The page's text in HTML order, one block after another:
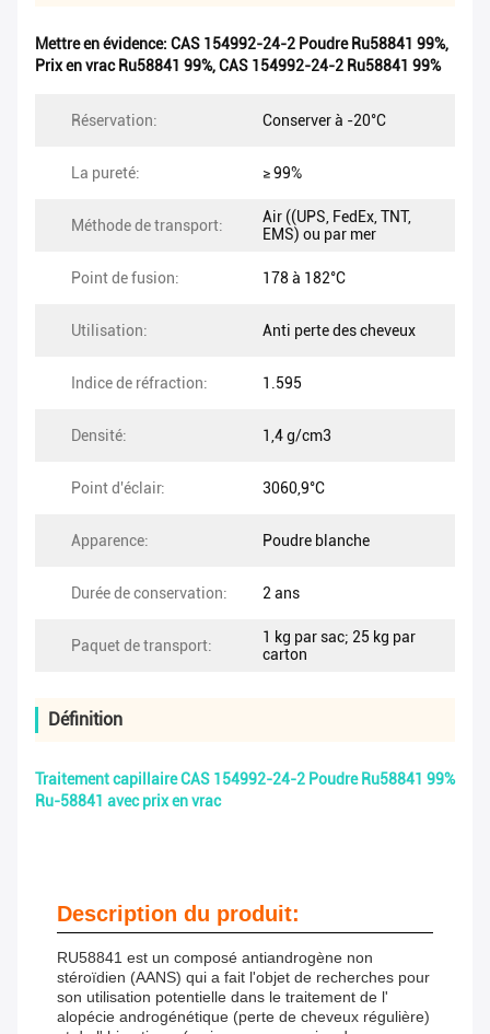
Mettre en évidence: CAS 154992-24-2 Poudre Ru58841 99%,
Prix en vrac Ru58841 99%,CAS 154992-24-2 Ru58841 99%
Réservation: Conserver à -20°C
La pureté: ≥ 99%
Méthode de transport:
Air ((UPS, FedEx, TNT,
EMS) ou par mer
Point de fusion: 178 à 182°C
Utilisation: Anti perte des cheveux
Indice de réfraction: 1.595
Densité: 1,4 g/cm3
Point d'éclair: 3060,9°C
Apparence: Poudre blanche
Durée de conservation: 2 ans
Paquet de transport:
1 kg par sac; 25 kg par
carton
Définition
Traitement capillaire CAS 154992-24-2 Poudre Ru58841 99%
Ru-58841 avec prix en vrac
Description du produit:
RU58841 est un composé antiandrogène non
stéroïdien (AANS) qui a fait l'objet de recherches pour
son utilisation potentielle dans le traitement de l'
alopécie androgénétique (perte de cheveux régulière)